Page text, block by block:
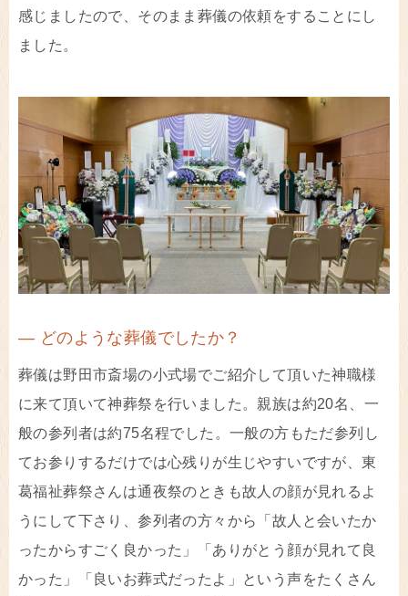
感じましたので、そのまま葬儀の依頼をすることにし
ました。
― どのような葬儀でしたか？
葬儀は野田市斎場の小式場でご紹介して頂いた神職様
に来て頂いて神葬祭を行いました。親族は約20名、一
般の参列者は約75名程でした。一般の方もただ参列し
てお参りするだけでは心残りが生じやすいですが、東
葛福祉葬祭さんは通夜祭のときも故人の顔が見れるよ
うにして下さり、参列者の方々から「故人と会いたか
ったからすごく良かった」「ありがとう顔が見れて良
かった」「良いお葬式だったよ」という声をたくさん